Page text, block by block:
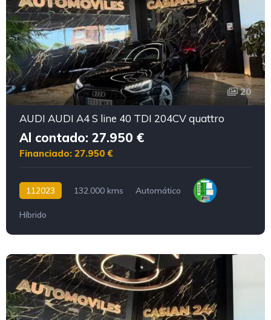
20
AUDI AUDI A4 S line 40 TDI 204CV quattro
Al contado: 27.950 €
Financiado: 27.950 €
112023 132.000 kms Automático
Híbrido